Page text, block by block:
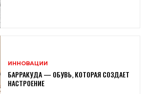
ИННОВАЦИИ
БАРРАКУДА — ОБУВЬ, КОТОРАЯ СОЗДАЕТ
НАСТРОЕНИЕ